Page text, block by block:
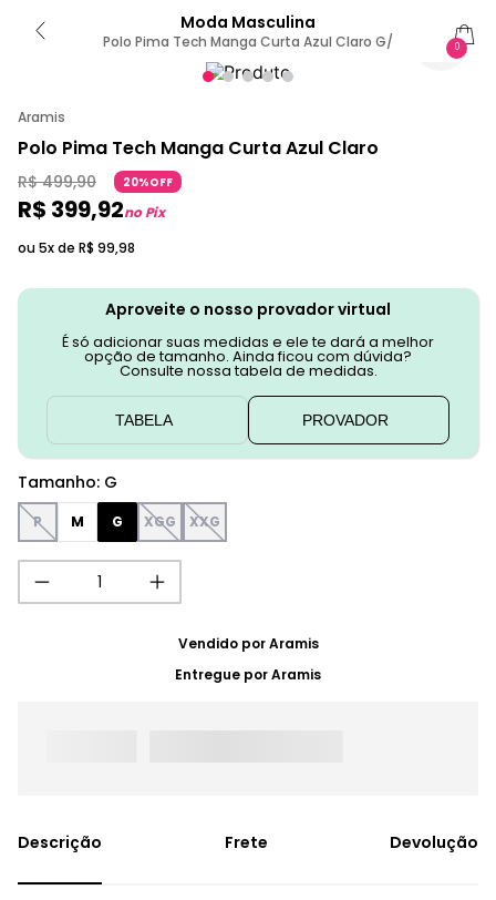
Moda Masculina
Polo Pima Tech Manga Curta Azul Claro G/ 0
Aramis
Polo Pima Tech Manga Curta Azul Claro
R$ 499,90 20%OFF
R$ 399,92no Pix
ou 5x de R$ 99,98
Aproveite o nosso provador virtual
É só adicionar suas medidas e ele te dará a melhor
opção de tamanho. Ainda ficou com dúvida?
Consulte nossa tabela de medidas.
PROVADOR
TABELA
Tamanho: G
P M G XGG XXG
Vendido porAramis
Entregue porAramis
Frete Devolução